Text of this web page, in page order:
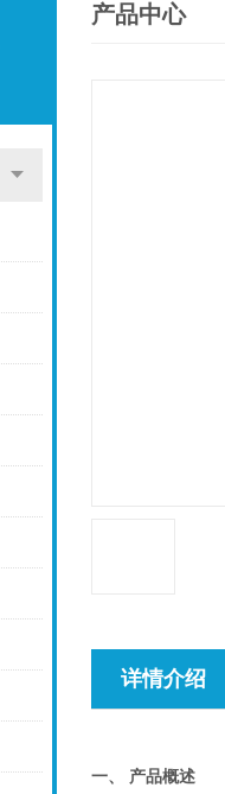
产品中心
详情介绍
一、 产品概述